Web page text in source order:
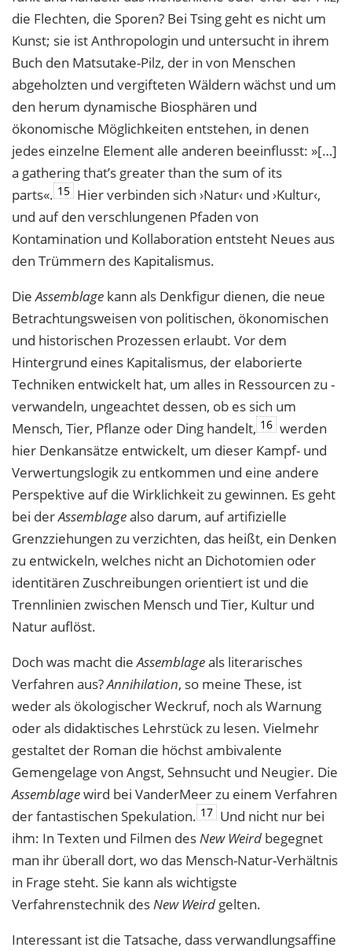
die Flechten, die Sporen? Bei Tsing geht es nicht um
Kunst; sie ist Anthropologin und untersucht in ihrem
Buch den Matsutake-Pilz, der in von Menschen
abgeholzten und vergifteten Wäldern wächst und um
den herum dynamische Biosphären und
ökonomische Möglichkeiten entstehen, in denen
jedes einzelne Element alle anderen beeinflusst: »[…]
a gathering that’s greater than the sum of its
parts«. 15 Hier verbinden sich ›Natur‹ und ›Kultur‹,
und auf den verschlungenen Pfaden von
Kontamination und Kollaboration entsteht Neues aus
den Trümmern des Kapitalismus.
DieAssemblage kann als Denkfigur dienen, die neue
Betrachtungsweisen von ­politischen, ökonomischen
und historischen Prozessen erlaubt. Vor dem
Hintergrund eines Kapitalismus, der elaborierte
Techniken entwickelt hat, um alles in Ressourcen zu ­
verwandeln, ungeachtet dessen, ob es sich um
Mensch, Tier, Pflanze oder Ding handelt, 16 werden
hier Denkansätze entwickelt, um dieser Kampf- und
Verwertungslogik zu entkommen und eine andere
Perspektive auf die Wirklichkeit zu gewinnen. Es geht
bei derAssemblagealso darum, auf artifizielle
Grenzziehungen zu verzichten, das heißt, ein Denken
zu entwickeln, welches nicht an Dichotomien oder
identitären Zuschreibungen orientiert ist und die
Trennlinien zwischen Mensch und Tier, Kultur und
Natur auflöst.
Doch was macht dieAssemblageals literarisches
Verfahren aus?Annihilation, so meine These, ist
weder als ökologischer Weckruf, noch als Warnung
oder als didaktisches Lehrstück zu lesen. Vielmehr
gestaltet der Roman die höchst ambivalente
Gemengelage von Angst, Sehnsucht und Neugier. Die
Assemblagewird bei VanderMeer zu einem Verfahren
der fantastischen Spekulation. 17 Und nicht nur bei
ihm: In Texten und Filmen desNew Weird begegnet
man ihr überall dort, wo das Mensch-Natur-Verhältnis
in Frage steht. Sie kann als wichtigste
Verfahrenstechnik desNew Weird gelten.
Interessant ist die Tatsache, dass verwandlungsaffine